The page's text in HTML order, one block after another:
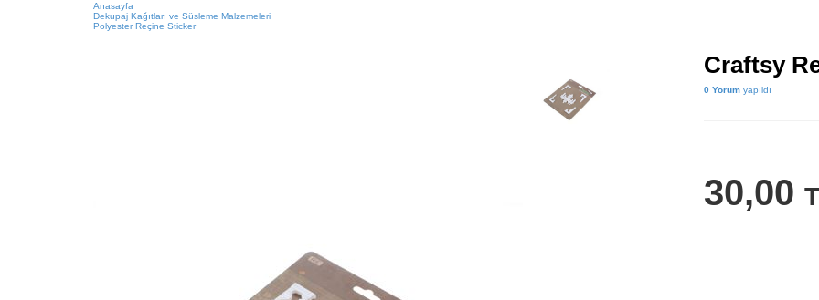
Anasayfa
Dekupaj Kağıtları ve Süsleme Malzemeleri
Polyester Reçine Sticker
Craftsy
0 Yorumyapıldı
30,00